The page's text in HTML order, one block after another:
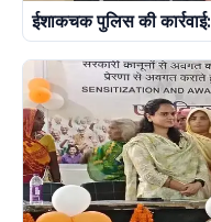
ईशाकचक पुलिस की